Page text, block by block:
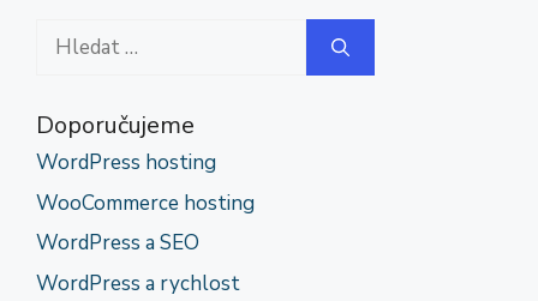
Hledat:
Doporučujeme
WordPress hosting
WooCommerce hosting
WordPress a SEO
WordPress a rychlost